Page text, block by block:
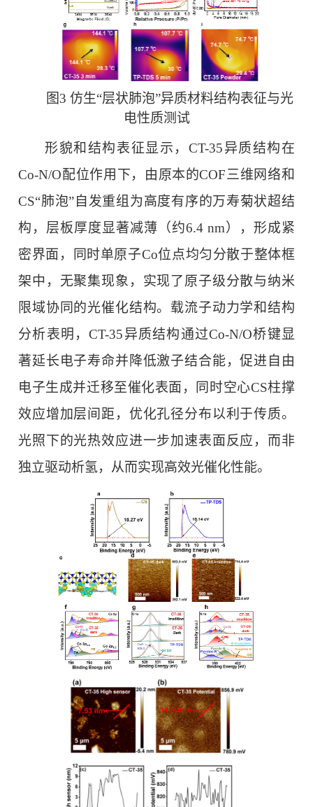
图3 仿生“层状肺泡”异质材料结构表征与光
电性质测试
形貌和结构表征显示，CT-35异质结构在
Co-N/O配位作用下，由原本的COF三维网络和
CS“肺泡”自发重组为高度有序的万寿菊状超结
构，层板厚度显著减薄（约6.4 nm），形成紧
密界面，同时单原子Co位点均匀分散于整体框
架中，无聚集现象，实现了原子级分散与纳米
限域协同的光催化结构。载流子动力学和结构
分析表明，CT-35异质结构通过Co-N/O桥键显
著延长电子寿命并降低激子结合能，促进自由
电子生成并迁移至催化表面，同时空心CS柱撑
效应增加层间距，优化孔径分布以利于传质。
光照下的光热效应进一步加速表面反应，而非
独立驱动析氢，从而实现高效光催化性能。